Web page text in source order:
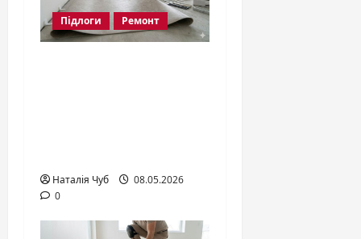
Підлоги Ремонт
Наталія Чуб
08.05.2026
0